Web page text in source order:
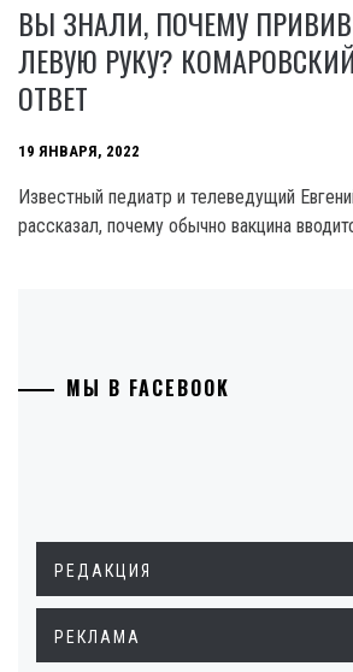
ВЫ ЗНАЛИ, ПОЧЕМУ
ЛЕВУЮ РУКУ?
ОТВЕТ
19 ЯНВАРЯ, 2022
Известный педиатр и телеведущий
рассказал, почему обычно вакцина
МЫ В FACEBOOK
РЕДАКЦИЯ
РЕКЛАМА